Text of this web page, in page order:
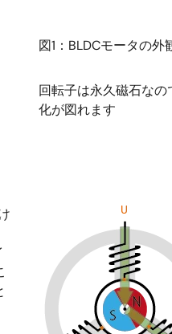
図1：BLDCモータの外
回転子は永久磁石な
化が図れます